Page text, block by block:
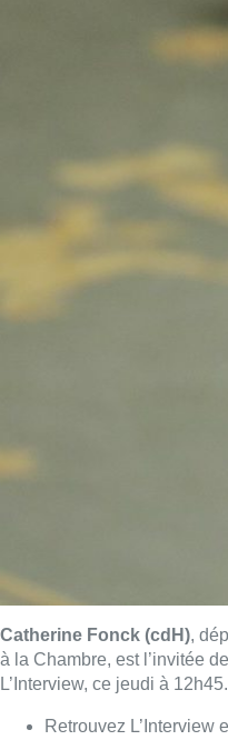
Catherine Fonck (cdH),
à la Chambre, est l’invitée
L’Interview, ce jeudi à 12h45.
Retrouvez L’Interview